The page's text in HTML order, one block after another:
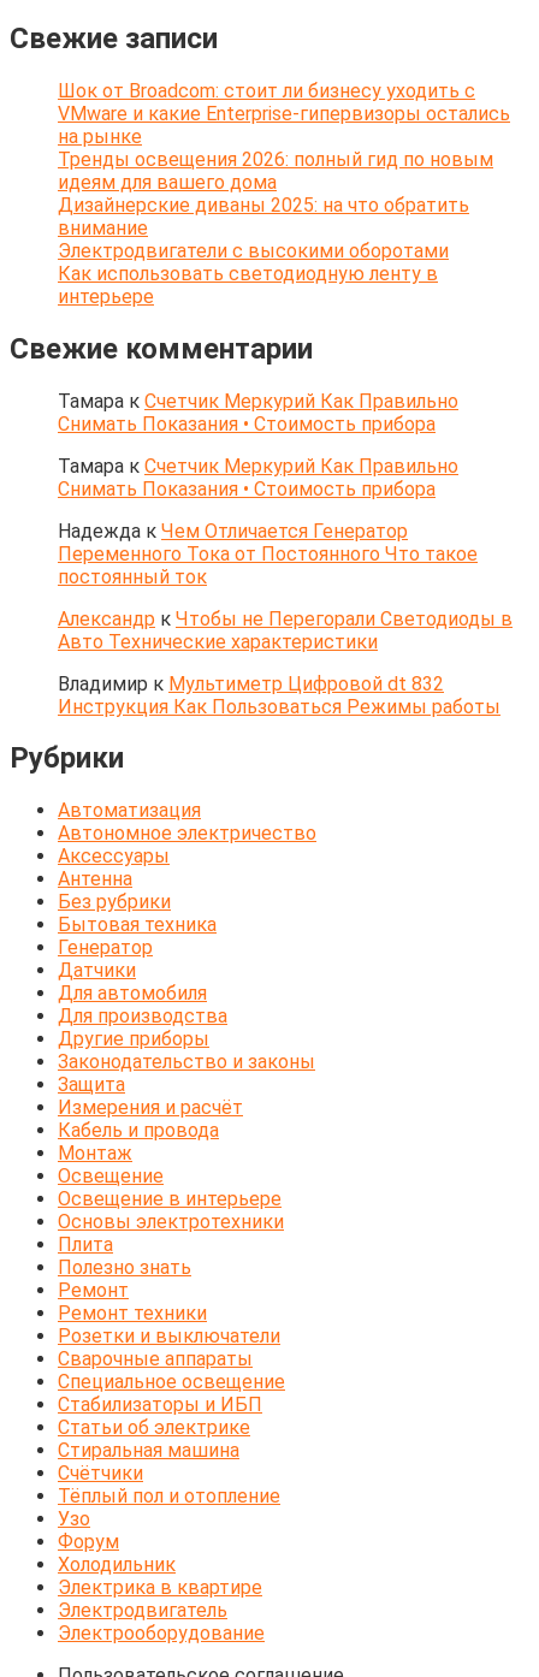
Свежие записи
Шок от Broadcom: стоит ли бизнесу уходить с
VMware и какие Enterprise-гипервизоры остались
на рынке
Тренды освещения 2026: полный гид по новым
идеям для вашего дома
Дизайнерские диваны 2025: на что обратить
внимание
Электродвигатели с высокими оборотами
Как использовать светодиодную ленту в
интерьере
Свежие комментарии
Тамара к Счетчик Меркурий Как Правильно
Снимать Показания • Стоимость прибора
Тамара к Счетчик Меркурий Как Правильно
Снимать Показания • Стоимость прибора
Надежда к Чем Отличается Генератор
Переменного Тока от Постоянного Что такое
постоянный ток
Александр к Чтобы не Перегорали Светодиоды в
Авто Технические характеристики
Владимир к Мультиметр Цифровой dt 832
Инструкция Как Пользоваться Режимы работы
Рубрики
Автоматизация
Автономное электричество
Аксессуары
Антенна
Без рубрики
Бытовая техника
Генератор
Датчики
Для автомобиля
Для производства
Другие приборы
Законодательство и законы
Защита
Измерения и расчёт
Кабель и провода
Монтаж
Освещение
Освещение в интерьере
Основы электротехники
Плита
Полезно знать
Ремонт
Ремонт техники
Розетки и выключатели
Сварочные аппараты
Специальное освещение
Стабилизаторы и ИБП
Статьи об электрике
Стиральная машина
Счётчики
Тёплый пол и отопление
Узо
Форум
Холодильник
Электрика в квартире
Электродвигатель
Электрооборудование